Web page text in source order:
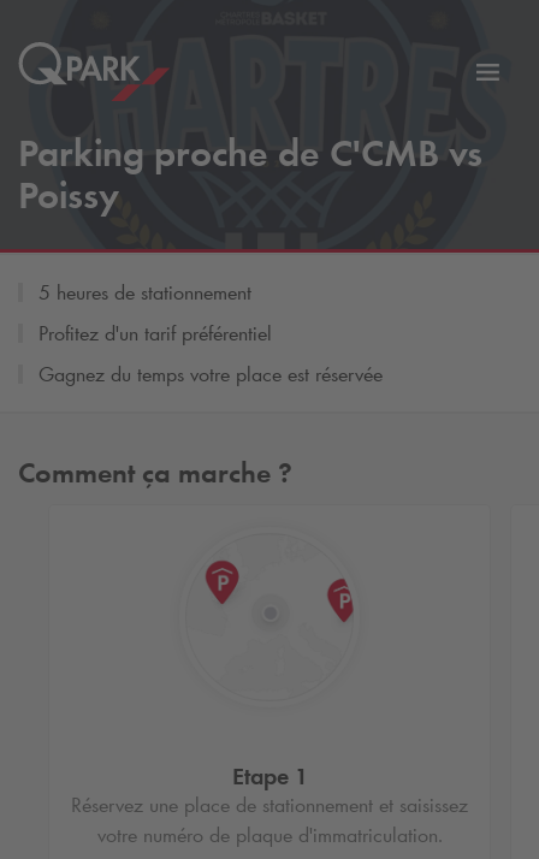
Parking proche de C'CMB vs
Poissy
5 heures de stationnement
Profitez d'un tarif préférentiel
Gagnez du temps votre place est réservée
Comment ça marche ?
Etape 1
Réservez une place de stationnement et saisissez
votre numéro de plaque d'immatriculation.